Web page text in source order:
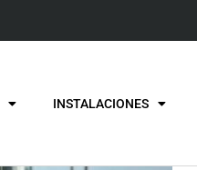
INSTALACIONES